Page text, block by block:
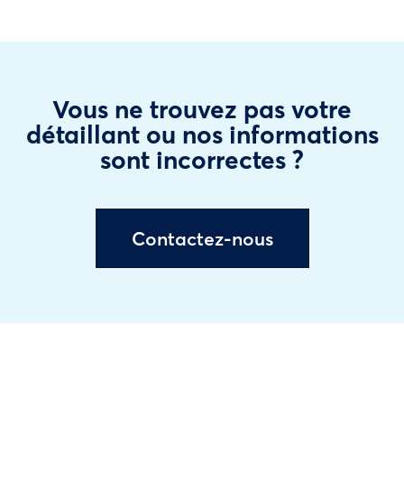
Vous ne trouvez pas votre
détaillant ou nos informations
sont incorrectes ?
Contactez-nous